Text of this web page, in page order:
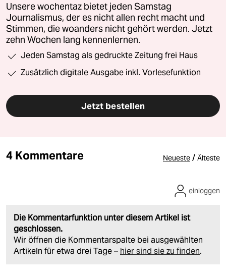
Unsere wochentaz bietet jeden Samstag
Journalismus, der es nicht allen recht macht und
Stimmen, die woanders nicht gehört werden. Jetzt
zehn Wochen lang kennenlernen.
Jeden Samstag als gedruckte Zeitung frei Haus
Zusätzlich digitale Ausgabe inkl. Vorlesefunktion
Jetzt bestellen
4 Kommentare Neueste / Älteste
Die Kommentarfunktion unter diesem Artikel ist
geschlossen.
Wir öffnen die Kommentarspalte bei ausgewählten
Artikeln für etwa drei Tage – hier sind sie zu finden.
einloggen